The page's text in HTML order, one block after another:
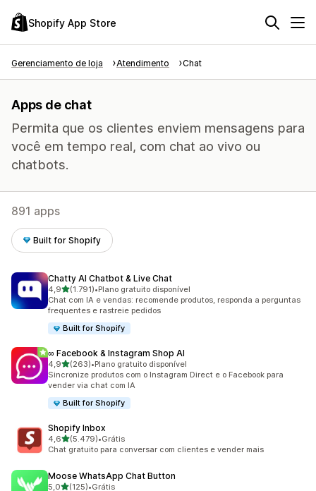
Shopify App Store
Gerenciamento de loja Atendimento Chat
Apps de chat
Permita que os clientes enviem mensagens para
você em tempo real, com chat ao vivo ou
chatbots.
891 apps
Built for Shopify
Chatty AI Chatbot & Live Chat
4,9de 5 estrelas
(1.791)
1791 avaliações ao todo
•Plano gratuito disponível
Chat com IA e vendas: recomende produtos, responda a perguntas
frequentes e rastreie pedidos
Built for Shopify
∞ Facebook & Instagram Shop AI
4,9de 5 estrelas
(263)
263 avaliações ao todo
•Plano gratuito disponível
Sincronize produtos com o Instagram Direct e o Facebook para
vender via chat com IA
Built for Shopify
Shopify Inbox
4,6de 5 estrelas
(5.479)
5479 avaliações ao todo
•Grátis
Chat gratuito para conversar com clientes e vender mais
Moose WhatsApp Chat Button
5,0de 5 estrelas
(125)•Grátis